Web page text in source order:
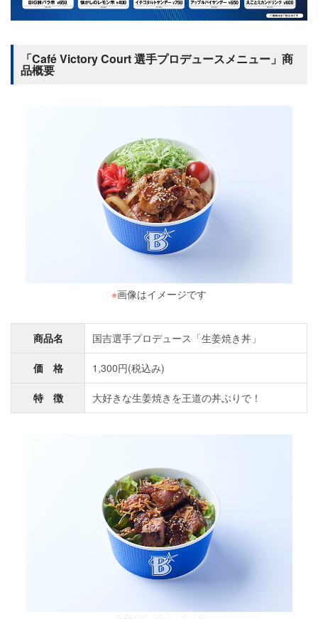
「Café Victory Court 選手プロデュースメニュー」商
品概要
※画像はイメージです
商品名 国吉選手プロデュース「生姜焼き丼」
価 格 1,300円(税込み)
特 徴 大好きな生姜焼きを王道の丼ぶりで！